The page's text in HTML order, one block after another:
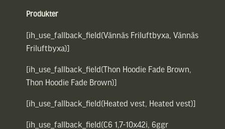
Produkter
[ih_use_fallback_field(Vännäs Friluftbyxa, Vännäs
Friluftbyxa)]
[ih_use_fallback_field(Thon Hoodie Fade Brown,
Thon Hoodie Fade Brown)]
[ih_use_fallback_field(Heated vest, Heated vest)]
[ih_use_fallback_field(C6 1,7-10x42i, 6ggr